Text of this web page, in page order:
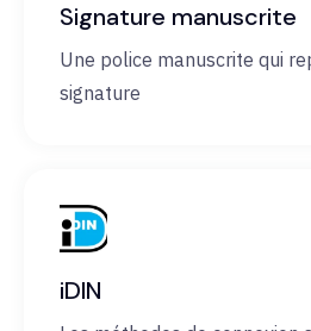
Signature manuscrite
Une police manuscrite qui
signature
iDIN